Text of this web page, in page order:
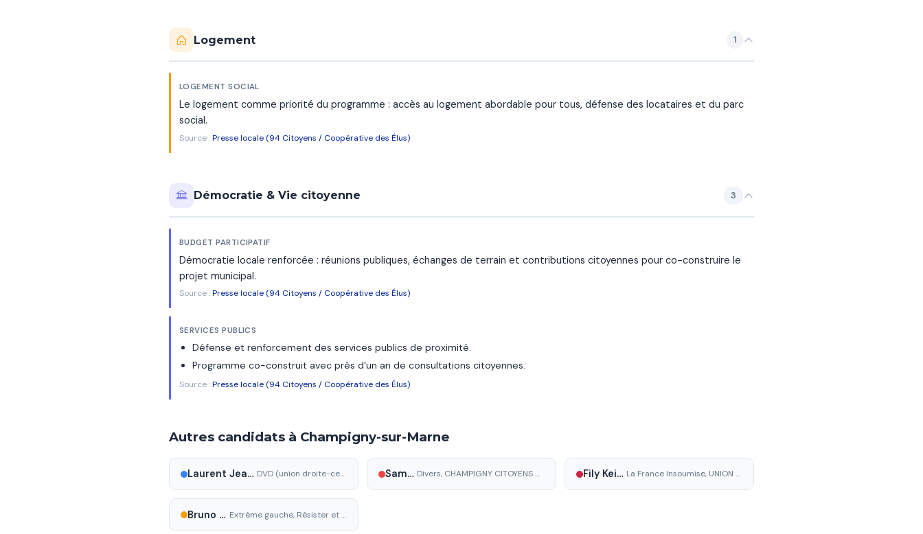
Logement 1
LOGEMENT SOCIAL
Le logement comme priorité du programme : accès au logement abordable pour tous, défense des locataires et du parc
social.
Source :Presse locale (94 Citoyens / Coopérative des Élus)
Démocratie & Vie citoyenne 3
BUDGET PARTICIPATIF
Démocratie locale renforcée : réunions publiques, échanges de terrain et contributions citoyennes pour co-construire le
projet municipal.
Source :Presse locale (94 Citoyens / Coopérative des Élus)
SERVICES PUBLICS
Défense et renforcement des services publics de proximité.
Programme co-construit avec près d'un an de consultations citoyennes.
Source :Presse locale (94 Citoyens / Coopérative des Élus)
Autres candidats à Champigny-sur-Marne
Laurent Jeanne DVD (union droite-centre) Samir Rekab Divers, CHAMPIGNY CITOYENS VOTRE VOIX NOTRE ENGAGEMENT Fily Keita Gassama La France Insoumise, UNION POPULAIRE INSOUMISE ET CITOYENNE
Bruno Chiche Extrême gauche, Résister et regagner nos droits